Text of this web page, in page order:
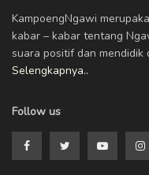
KampoengNgawi
kabar – kabar tentang
suara positif dan mendidik
Selengkapnya..
Follow us